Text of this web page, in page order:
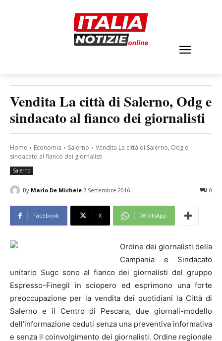
Vendita La città di Salerno, Odg e
sindacato al fianco dei giornalisti
Home Economia Salerno
Vendita La città di Salerno, Odg e
sindacato al fianco dei giornalisti
Salerno
By Mario De Michele 7 Settembre 2016 0
Facebook X WhatsApp
Ordine dei giornalisti della
Campania e Sindacato
unitario Sugc sono al fianco dei giornalisti del gruppo
Espresso-Finegil in sciopero ed esprimono una forte
preoccupazione per la vendita dei quotidiani la Città di
Salerno e il Centro di Pescara, due giornali-modello
dell’informazione ceduti senza una preventiva informativa
e senza il coinvolgimento dei giornalisti. Ordine regionale